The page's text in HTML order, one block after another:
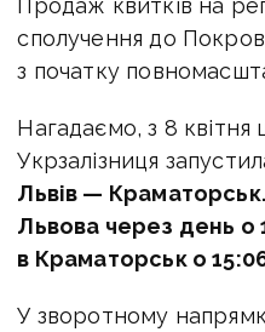
Продаж квитків на
сполучення до
з початку
Нагадаємо, з 8 квітня
Укрзалізниця
Львів — Краматорськ.
Львова через день о
в Краматорськ о
У зворотному